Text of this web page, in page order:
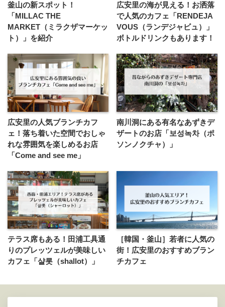
釜山の新スポット！
「MILLAC THE
MARKET（ミラクザマーケッ
ト）」を紹介
広安里の海が見える！お洒落
で人気のカフェ「RENDEJA
VOUS（ランデジャビュ）」
ボトルドリンクもあります！
広安里の人気ブランチカフ
ェ！落ち着いた空間でおしゃ
れな雰囲気を楽しめるお店
「Come and see me」
南川洞にある有名なあずきデ
ザートのお店「보성녹차（ポ
ソンノクチャ）」
テラス席もある！田浦工具通
りのプレッツェルが美味しい
カフェ「샬롯（shallot）」
［韓国・釜山］若者に人気の
街！広安里のおすすめブラン
チカフェ